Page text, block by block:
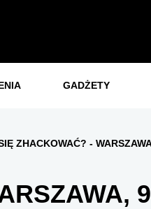
GADŻETY
ZHACKOWAĆ? -